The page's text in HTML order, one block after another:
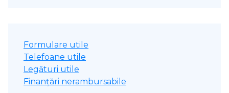
Formulare utile
Telefoane utile
Legături utile
Finanțări nerambursabile